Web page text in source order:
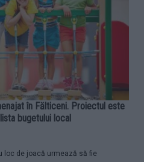
în Fălticeni. Proiectul este
bugetului local
loc de joacă urmează să fie